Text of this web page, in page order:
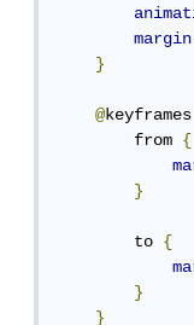
}
@
        from
{
}
        to
{
}
}